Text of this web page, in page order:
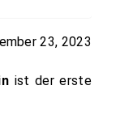
23, 2023
ist der erste